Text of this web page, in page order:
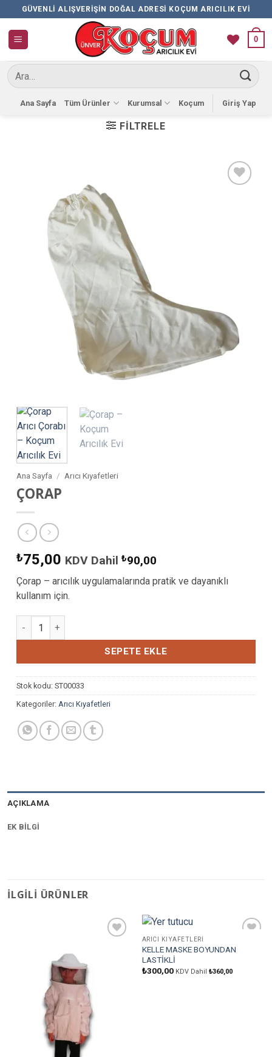
İçeriğe
atla
GÜVENLI ALIŞVERIŞIN DOĞAL ADRESI KOÇUM ARICILIK EVI
0
Ara:
Ana Sayfa Tüm Ürünler Kurumsal Koçum Giriş Yap
FILTRELE
Ana Sayfa / Arıcı Kıyafetleri
ÇORAP
₺75,00 KDV Dahil ₺90,00
Çorap – arıcılık uygulamalarında pratik ve dayanıklı
kullanım için.
SEPETE EKLE
Stok kodu: ST00033
Kategoriler: Arıcı Kıyafetleri
AÇIKLAMA
EK BILGI
İLGILI ÜRÜNLER
Favorilere
ARICI KIYAFETLERI
KELLE MASKE BOYUNDAN
LASTİKLİ
₺300,00 KDV Dahil ₺360,00